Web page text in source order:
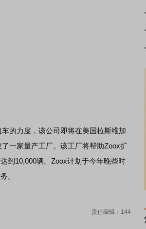
的力度，该公司即将在美国拉斯维加
一家量产工厂。该工厂将帮助Zoox扩
到10,000辆。Zoox计划于今年晚些时
。
责任编辑：144